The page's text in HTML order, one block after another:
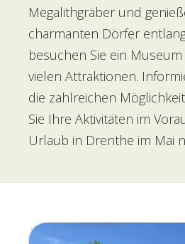
Megalithgräber und
charmanten Dörfer
besuchen Sie ein
vielen Attraktionen.
die zahlreichen
Sie Ihre Aktivitäten im
Urlaub in Drenthe im Mai